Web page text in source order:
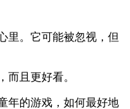
。它可能被忽视，但
且更好看。
的游戏，如何最好地